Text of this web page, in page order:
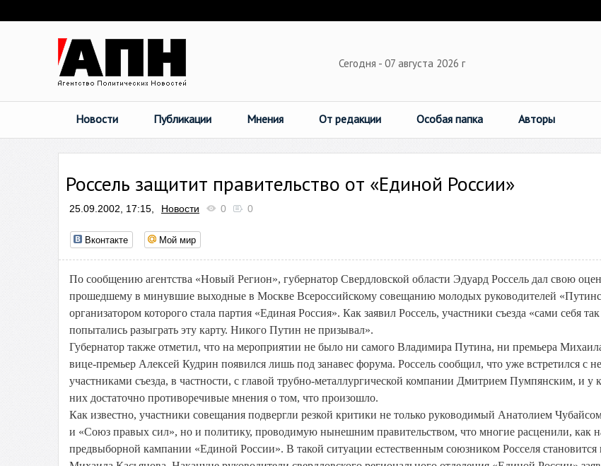
Сегодня - 07 августа 2026 г
Новости Публикации Мнения От редакции Особая папка Авторы
Россель защитит правительство от «Единой России»
25.09.2002, 17:15, Новости 0 0
Вконтакте Мой мир
По сообщению агентства «Новый Регион», губернатор Свердловской области Эдуард Россель дал свою
прошедшему в минувшие выходные в Москве Всероссийскому совещанию молодых руководителей
организатором которого стала партия «Единая Россия». Как заявил Россель, участники съезда «сами себя
попытались разыграть эту карту. Никого Путин не призывал».
Губернатор также отметил, что на мероприятии не было ни самого Владимира Путина, ни премьера
вице-премьер Алексей Кудрин появился лишь под занавес форума. Россель сообщил, что уже встретился с
участниками съезда, в частности, с главой трубно-металлургической компании Дмитрием Пумпянским, и у
них достаточно противоречивые мнения о том, что произошло.
Как известно, участники совещания подвергли резкой критики не только руководимый Анатолием
и «Союз правых сил», но и политику, проводимую нынешним правительством, что многие расценили, как
предвыборной кампании «Единой России». В такой ситуации естественным союзником Росселя становится